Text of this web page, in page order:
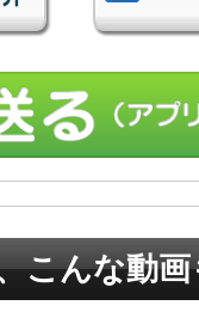
こんな動